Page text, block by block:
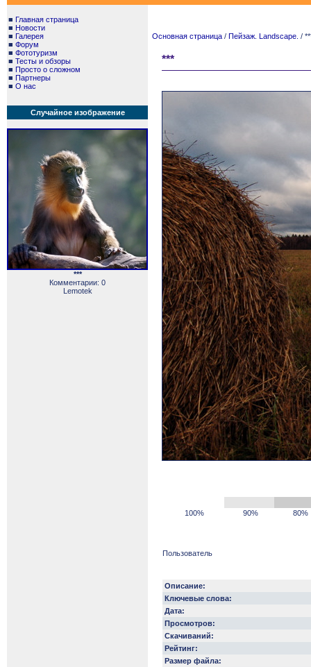
■ Главная страница
■ Новости
■ Галерея
■ Форум
■ Фототуризм
■ Тесты и обзоры
■ Просто о сложном
■ Партнеры
■ О нас
Случайное изображение
***
Комментарии: 0
Lemotek
Основная страница / Пейзаж. Landscape. /
***
100% 90% 80%
Пользователь
Описание:
Ключевые слова:
Дата:
Просмотров:
Скачиваний:
Рейтинг:
Размер файла: